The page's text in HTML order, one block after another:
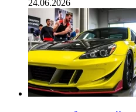
24.06.2026